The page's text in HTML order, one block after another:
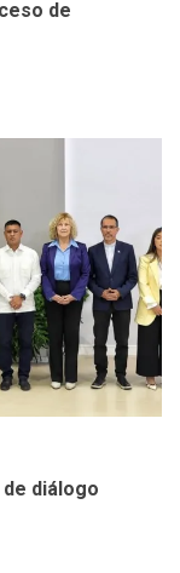
de
diálogo